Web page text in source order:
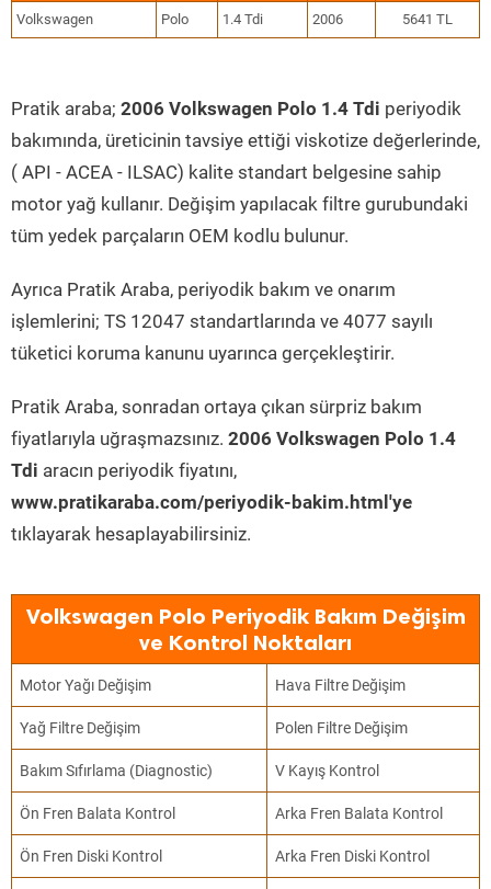
Volkswagen Polo 1.4 Tdi 2006 5641 TL
Pratik araba; 2006 Volkswagen Polo 1.4 Tdi periyodik
bakımında, üreticinin tavsiye ettiği viskotize değerlerinde,
( API - ACEA - ILSAC) kalite standart belgesine sahip
motor yağ kullanır. Değişim yapılacak filtre gurubundaki
tüm yedek parçaların OEM kodlu bulunur.
Ayrıca Pratik Araba, periyodik bakım ve onarım
işlemlerini; TS 12047 standartlarında ve 4077 sayılı
tüketici koruma kanunu uyarınca gerçekleştirir.
Pratik Araba, sonradan ortaya çıkan sürpriz bakım
fiyatlarıyla uğraşmazsınız. 2006 Volkswagen Polo 1.4
Tdi aracın periyodik fiyatını,
www.pratikaraba.com/periyodik-bakim.html'ye
tıklayarak hesaplayabilirsiniz.
Volkswagen Polo Periyodik Bakım Değişim
ve Kontrol Noktaları
Motor Yağı Değişim Hava Filtre Değişim
Yağ Filtre Değişim Polen Filtre Değişim
Bakım Sıfırlama (Diagnostic) V Kayış Kontrol
Ön Fren Balata Kontrol Arka Fren Balata Kontrol
Ön Fren Diski Kontrol Arka Fren Diski Kontrol